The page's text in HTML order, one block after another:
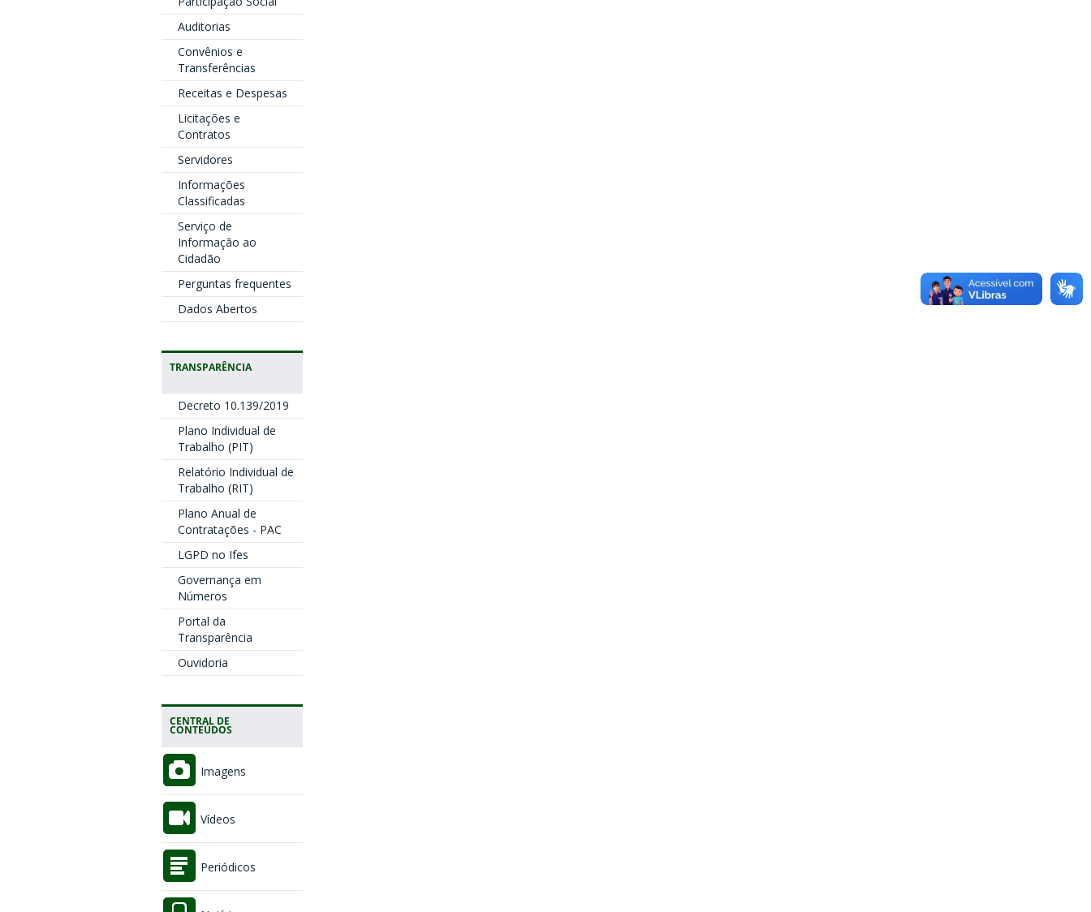
Auditorias
Convênios e
Transferências
Receitas e Despesas
Licitações e
Contratos
Servidores
Informações
Classificadas
Serviço de
Informação ao
Cidadão
Perguntas frequentes
Dados Abertos
TRANSPARÊNCIA
Decreto 10.139/2019
Plano Individual de
Trabalho (PIT)
Relatório Individual de
Trabalho (RIT)
Plano Anual de
Contratações - PAC
LGPD no Ifes
Governança em
Números
Portal da
Transparência
Ouvidoria
CENTRAL DE
CONTEÚDOS
Imagens
Vídeos
Periódicos